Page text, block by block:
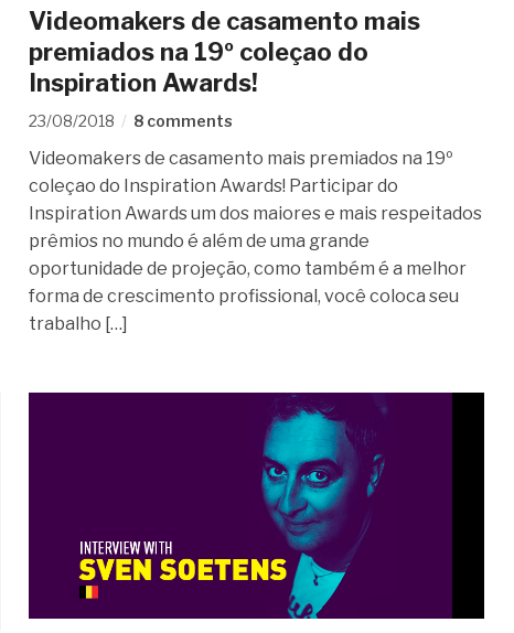
Videomakers de casamento mais
premiados na 19º coleçao do
Inspiration Awards!
23/08/2018 8 comments
Videomakers de casamento mais premiados na 19º
coleçao do Inspiration Awards! Participar do
Inspiration Awards um dos maiores e mais respeitados
prêmios no mundo é além de uma grande
oportunidade de projeção, como também é a melhor
forma de crescimento profissional, você coloca seu
trabalho […]